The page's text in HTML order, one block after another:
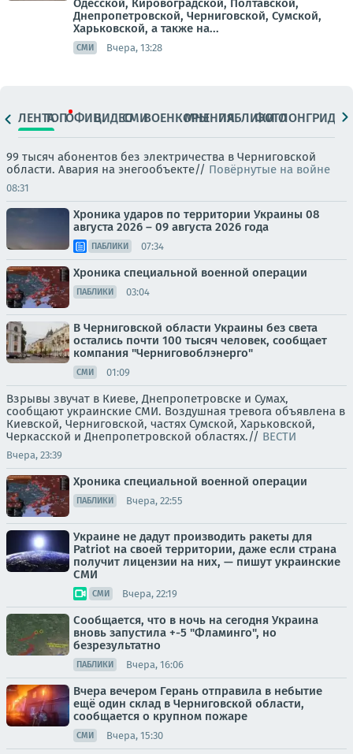
Одесской, Кировоградской, Полтавской,
Днепропетровской, Черниговской, Сумской,
Харьковской, а также на...
СМИ Вчера, 13:28
ЛЕНТАТОПОФИЦ.ВИДЕОСМИВОЕНКОРЫМНЕНИЯПАБЛИКИ
ФОТОЛОНГРИДЫ
99 тысяч абонентов без электричества в Черниговской
области. Авария на энегообъекте// Повёрнутые на войне
08:31
Хроника ударов по территории Украины 08
августа 2026 – 09 августа 2026 года
ПАБЛИКИ 07:34
Хроника специальной военной операции
ПАБЛИКИ 03:04
В Черниговской области Украины без света
остались почти 100 тысяч человек, сообщает
компания "Черниговоблэнерго"
СМИ 01:09
Взрывы звучат в Киеве, Днепропетровске и Сумах,
сообщают украинские СМИ. Воздушная тревога объявлена в
Киевской, Черниговской, частях Сумской, Харьковской,
Черкасской и Днепропетровской областях.// ВЕСТИ
Вчера, 23:39
Хроника специальной военной операции
ПАБЛИКИ Вчера, 22:55
Украине не дадут производить ракеты для
Patriot на своей территории, даже если страна
получит лицензии на них, — пишут украинские
СМИ
СМИ Вчера, 22:19
Сообщается, что в ночь на сегодня Украина
вновь запустила +-5 "Фламинго", но
безрезультатно
ПАБЛИКИ Вчера, 16:06
Вчера вечером Герань отправила в небытие
ещё один склад в Черниговской области,
сообщается о крупном пожаре
СМИ Вчера, 15:30